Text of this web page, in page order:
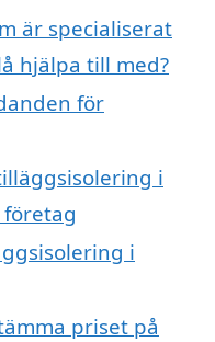
är specialiserat
hjälpa till med?
för
i
i
priset på